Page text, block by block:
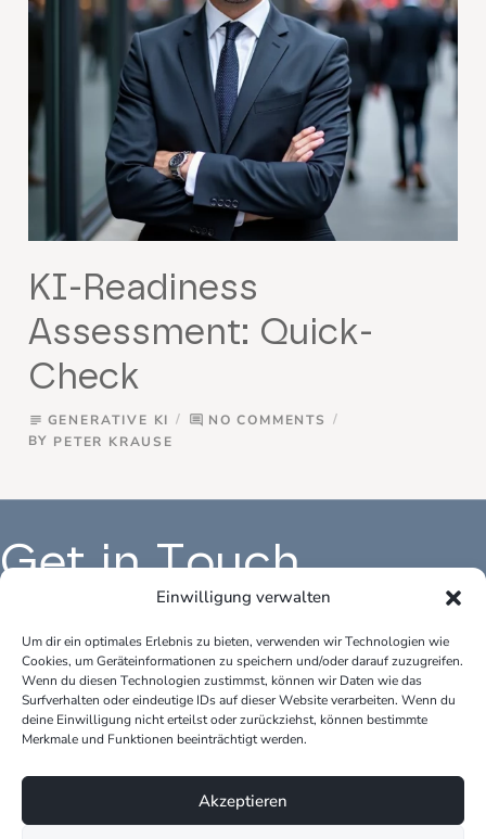
Einwilligung verwalten
Um dir ein optimales Erlebnis zu bieten, verwenden wir Technologien wie
Cookies, um Geräteinformationen zu speichern und/oder darauf zuzugreifen.
Wenn du diesen Technologien zustimmst, können wir Daten wie das
Surfverhalten oder eindeutige IDs auf dieser Website verarbeiten. Wenn du
deine Einwilligung nicht erteilst oder zurückziehst, können bestimmte
Merkmale und Funktionen beeinträchtigt werden.
Akzeptieren
KI-Readiness
Assessment: Quick-
Check
subject GENERATIVE KI comment NO COMMENTS
BY PETER KRAUSE
Get in Touch
Büro Deutschland:
peter.krause.net
Katharina-Fischer-Platz 1
85435 Erding
Telefon: +49 170 3148109
E-Mail: info@peter-krause.net
E-